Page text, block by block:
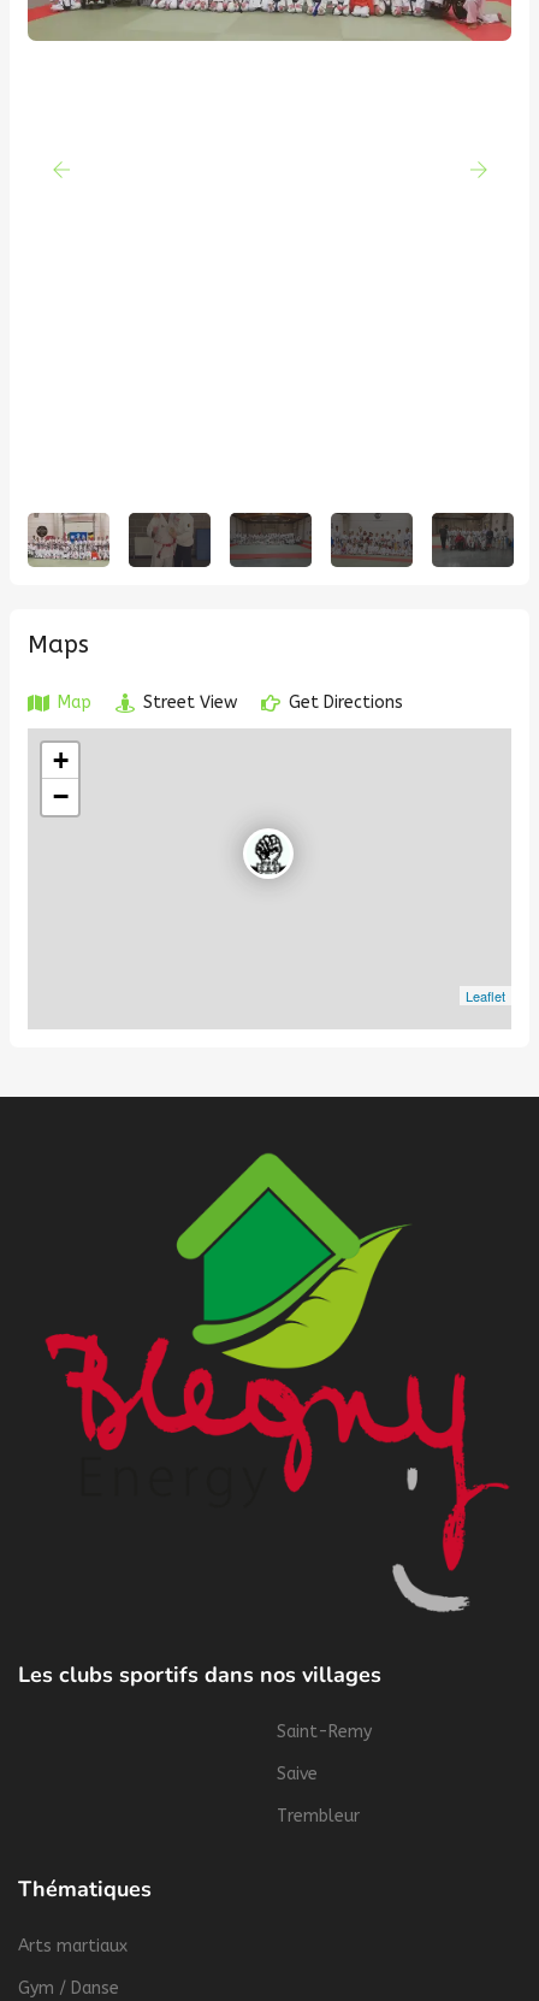
Maps
Map Street View Get Directions
+
−
Leaflet
Les clubs sportifs dans nos villages
Saint-Remy
Saive
Trembleur
Thématiques
Arts martiaux
Gym / Danse